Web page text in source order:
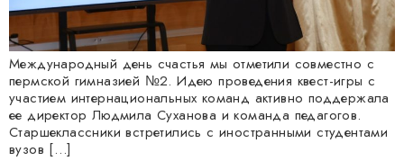
Международный день счастья мы отметили совместно с
пермской гимназией №2. Идею проведения квест-игры с
участием интернациональных команд активно поддержала
ее директор Людмила Суханова и команда педагогов.
Старшеклассники встретились с иностранными студентами
вузов […]